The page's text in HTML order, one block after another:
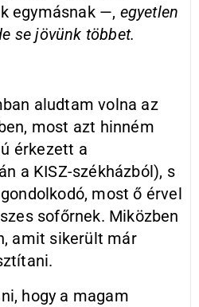
egymásnak —, egyetlen
se jövünk többet.
aludtam volna az
most azt hinném
érkezett a
a KISZ-székházból), s
most ő érvel
sofőrnek. Miközben
amit sikerült már
hogy a magam